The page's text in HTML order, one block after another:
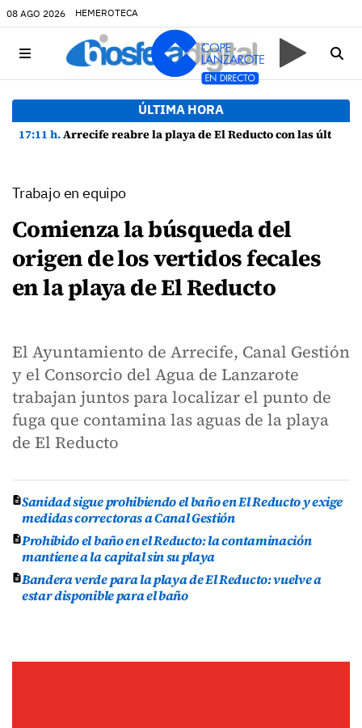
08 AGO 2026 HEMEROTECA
ÚLTIMA HORA
17:11 h.Arrecife reabre la playa de El Reducto con las últimas analíticas mostrando "una buena calidad de las aguas para el baño"
Trabajo en equipo
Comienza la búsqueda del
origen de los vertidos fecales
en la playa de El Reducto
El Ayuntamiento de Arrecife, Canal Gestión
y el Consorcio del Agua de Lanzarote
trabajan juntos para localizar el punto de
fuga que contamina las aguas de la playa
de El Reducto
Sanidad sigue prohibiendo el baño en El Reducto y exige
medidas correctoras a Canal Gestión
Prohibido el baño en el Reducto: la contaminación
mantiene a la capital sin su playa
Bandera verde para la playa de El Reducto: vuelve a
estar disponible para el baño